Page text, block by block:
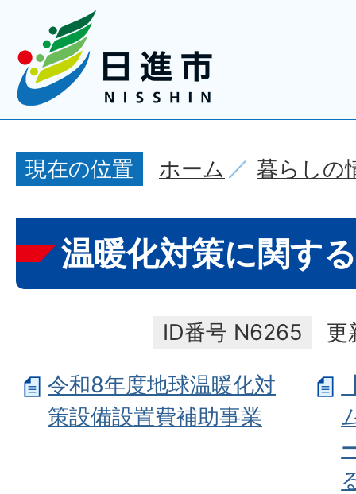
現在の位置 ホーム 暮らしの
温暖化対策に関す
ID番号 N6265
更
令和8年度地球温暖化対
策設備設置費補助事業